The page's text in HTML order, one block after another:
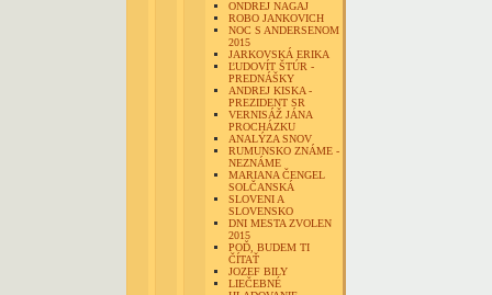
ONDREJ NAGAJ
ROBO JANKOVICH
NOC S ANDERSENOM
2015
JARKOVSKÁ ERIKA
ĽUDOVÍT ŠTÚR -
PREDNÁŠKY
ANDREJ KISKA -
PREZIDENT SR
VERNISÁŽ JÁNA
PROCHÁZKU
ANALÝZA SNOV
RUMUNSKO ZNÁME -
NEZNÁME
MARIANA ČENGEL
SOLČANSKÁ
SLOVENI A
SLOVENSKO
DNI MESTA ZVOLEN
2015
POĎ, BUDEM TI
ČÍTAŤ
JOZEF BILY
LIEČEBNÉ